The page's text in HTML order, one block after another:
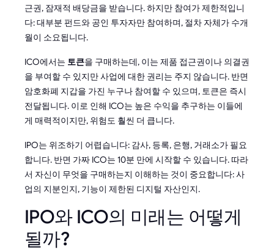
근권, 잠재적 배당금을 받습니다. 하지만 참여가 제한적입니
다: 대부분 펀드와 공인 투자자만 참여하며, 절차 자체가 수개
월이 소요됩니다.
ICO에서는 토큰을 구매하는데, 이는 제품 접근권이나 의결권
을 부여할 수 있지만 사업에 대한 권리는 주지 않습니다. 반면
암호화폐 지갑을 가진 누구나 참여할 수 있으며, 토큰은 즉시
전달됩니다. 이로 인해 ICO는 높은 수익을 추구하는 이들에
게 매력적이지만, 위험도 훨씬 더 큽니다.
IPO는 위조하기 어렵습니다: 감사, 등록, 은행, 거래소가 필요
합니다. 반면 가짜 ICO는 10분 만에 시작할 수 있습니다. 따라
서 자신이 무엇을 구매하는지 이해하는 것이 중요합니다: 사
업의 지분인지, 기능이 제한된 디지털 자산인지.
IPO와 ICO의 미래는 어떻게
될까?